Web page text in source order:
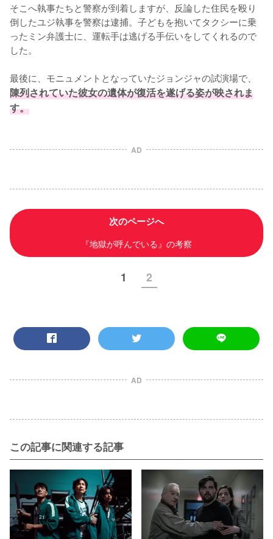
そこへ執事たちと警察が到着しますが、反論した住民を殴り
倒したユジ執事を警察は逮捕。子どもを抱いてタクシーに乗
ったミン弁護士に、運転手は逃げる手伝いをしてくれるので
した。
最後に、モニュメントとなっていたジョンジャの試演場で、
陳列されていた彼女の遺体が復活を遂げる姿が映されま
す。
AD
次のページへ
『地獄が呼んでいる』の考察
1 2
AD
この記事に関連する記事